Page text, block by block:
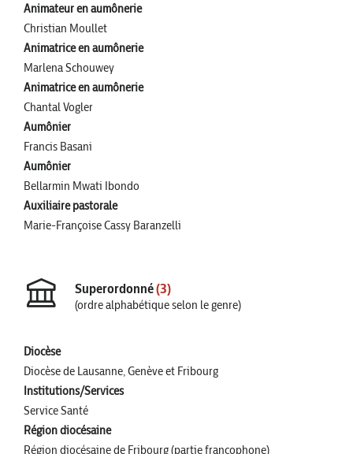
Animateur en aumônerie
Christian Moullet
Animatrice en aumônerie
Marlena Schouwey
Animatrice en aumônerie
Chantal Vogler
Aumônier
Francis Basani
Aumônier
Bellarmin Mwati Ibondo
Auxiliaire pastorale
Marie-Françoise Cassy Baranzelli
Superordonné(3)
(ordre alphabétique selon le genre)
Diocèse
Diocèse de Lausanne, Genève et Fribourg
Institutions/Services
Service Santé
Région diocésaine
Région diocésaine de Fribourg (partie francophone)